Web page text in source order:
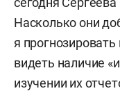
Насколько они
я
видеть наличие
изучении их